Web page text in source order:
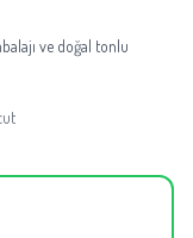
ve doğal tonlu
değişebilir; tedarik